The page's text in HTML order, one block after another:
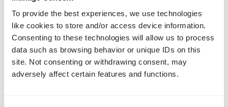
To provide the best experiences, we use technologies
like cookies to store and/or access device information.
Consenting to these technologies will allow us to process
data such as browsing behavior or unique IDs on this
site. Not consenting or withdrawing consent, may
adversely affect certain features and functions.
In den meisten Fällen ist es am Besten, die
unterschiedliche Ware auf Paletten zu
transportieren.
Dies macht es einfacher, die Produkte alle auf
einmal zu versenden. Dadurch können Kosten